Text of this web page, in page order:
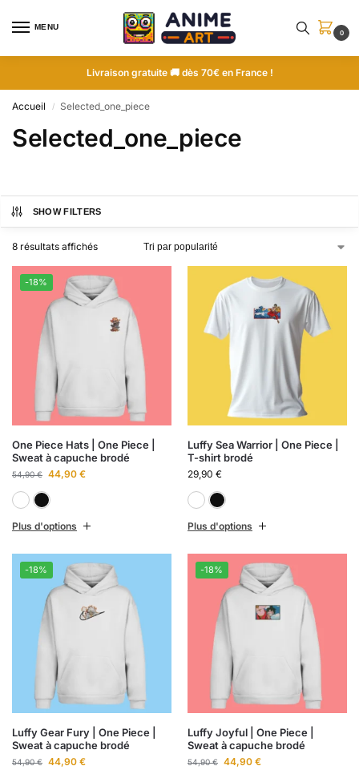
MENU
0
Livraison gratuite 🚚 dès 70€ en France !
Accueil / Selected_one_piece
Selected_one_piece
SHOW FILTERS
8 résultats affichés
-18%
One Piece Hats | One Piece |
Sweat à capuche brodé
54,90€ 44,90 €
Plus d'options
Luffy Sea Warrior | One Piece |
T-shirt brodé
29,90 €
Plus d'options
-18%
Luffy Gear Fury | One Piece |
Sweat à capuche brodé
54,90€ 44,90 €
-18%
Luffy Joyful | One Piece |
Sweat à capuche brodé
54,90€ 44,90 €